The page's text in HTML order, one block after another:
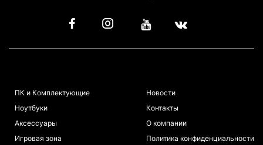
ПК и Комплектующие
Ноутбуки
Аксессуары
Игровая зона
Новости
Контакты
О компании
Политика конфиденциальности